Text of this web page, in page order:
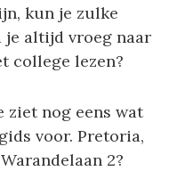
kun je zulke
je altijd vroeg naar
college lezen?
nog eens wat
voor. Pretoria,
2?